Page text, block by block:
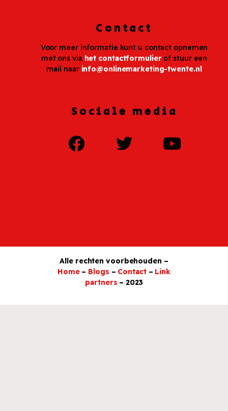
Contact
Voor meer informatie kunt u contact opnemen
met ons via het contactformulierof stuur een
mail naar info@onlinemarketing-twente.nl
Sociale media
Alle rechten voorbehouden –
Home – Blogs – Contact – Link
partners – 2023